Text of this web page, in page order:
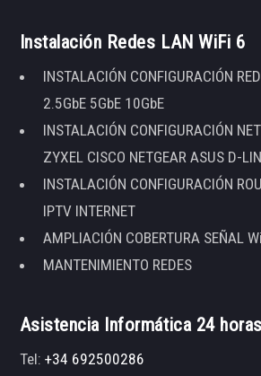
Instalación Redes LAN WiFi 6
INSTALACIÓN CONFIGURACIÓN
2.5GbE 5GbE 10GbE
INSTALACIÓN CONFIGURACIÓN
ZYXEL CISCO NETGEAR ASUS D-
INSTALACIÓN CONFIGURACIÓN
IPTV INTERNET
AMPLIACIÓN COBERTURA SEÑAL
MANTENIMIENTO REDES
Asistencia Informática 24 horas
Tel:+34 692500286